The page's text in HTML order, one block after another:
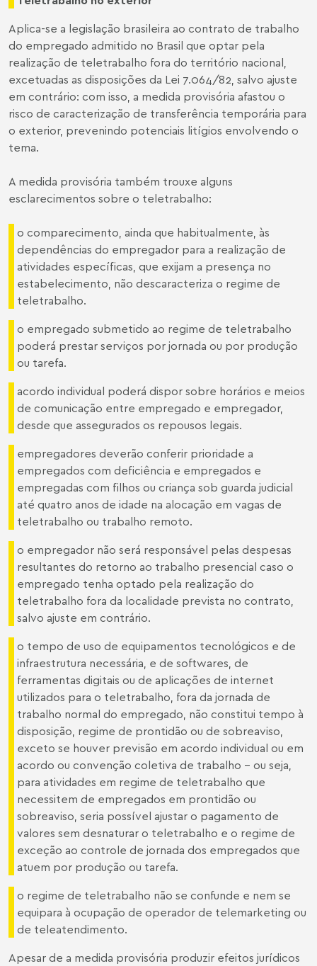
Aplica-se a legislação brasileira ao contrato de trabalho
do empregado admitido no Brasil que optar pela
realização de teletrabalho fora do território nacional,
excetuadas as disposições da Lei 7.064/82, salvo ajuste
em contrário: com isso, a medida provisória afastou o
risco de caracterização de transferência temporária para
o exterior, prevenindo potenciais litígios envolvendo o
tema.
A medida provisória também trouxe alguns
esclarecimentos sobre o teletrabalho:
o comparecimento, ainda que habitualmente, às
dependências do empregador para a realização de
atividades específicas, que exijam a presença no
estabelecimento, não descaracteriza o regime de
teletrabalho.
o empregado submetido ao regime de teletrabalho
poderá prestar serviços por jornada ou por produção
ou tarefa.
acordo individual poderá dispor sobre horários e meios
de comunicação entre empregado e empregador,
desde que assegurados os repousos legais.
empregadores deverão conferir prioridade a
empregados com deficiência e empregados e
empregadas com filhos ou criança sob guarda judicial
até quatro anos de idade na alocação em vagas de
teletrabalho ou trabalho remoto.
o empregador não será responsável pelas despesas
resultantes do retorno ao trabalho presencial caso o
empregado tenha optado pela realização do
teletrabalho fora da localidade prevista no contrato,
salvo ajuste em contrário.
o tempo de uso de equipamentos tecnológicos e de
infraestrutura necessária, e de softwares, de
ferramentas digitais ou de aplicações de internet
utilizados para o teletrabalho, fora da jornada de
trabalho normal do empregado, não constitui tempo à
disposição, regime de prontidão ou de sobreaviso,
exceto se houver previsão em acordo individual ou em
acordo ou convenção coletiva de trabalho – ou seja,
para atividades em regime de teletrabalho que
necessitem de empregados em prontidão ou
sobreaviso, seria possível ajustar o pagamento de
valores sem desnaturar o teletrabalho e o regime de
exceção ao controle de jornada dos empregados que
atuem por produção ou tarefa.
o regime de teletrabalho não se confunde e nem se
equipara à ocupação de operador de telemarketing ou
de teleatendimento.
Apesar de a medida provisória produzir efeitos jurídicos